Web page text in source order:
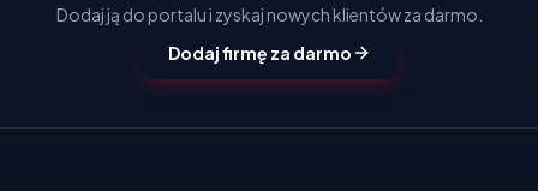
Dodaj ją do portalu i zyskaj nowych klientów za darmo.
Dodaj firmę za darmo